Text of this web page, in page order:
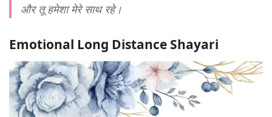
और तू हमेशा मेरे साथ रहे।
Emotional Long Distance Shayari